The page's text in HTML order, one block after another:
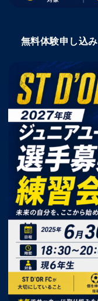
無料体験申し込み